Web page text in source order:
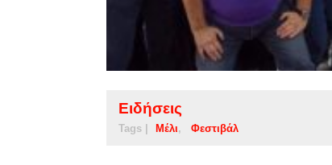
Ειδήσεις
Tags | Μέλι Φεστιβάλ